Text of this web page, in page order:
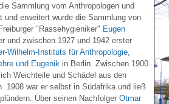
Sammlung vom Anthropologen und
und erweitert wurde die Sammlung von
"Rassehygieniker" Eugen
und zwischen 1927 und 1942 erster
Wilhelm-Instituts für Anthropologie,
und Eugenik in Berlin. Zwischen 1900
Weichteile und Schädel aus den
1908 war er selbst in Südafrika und ließ
Über seinen Nachfolger Otmar